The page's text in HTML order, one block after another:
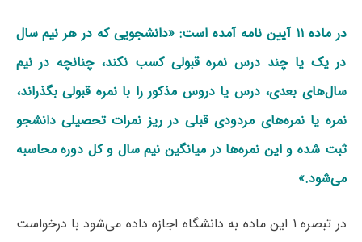
در ماده ۱۱ آیین نامه آمده است: «دانشجویی که در هر نیم سال
در یک یا چند درس نمره قبولی کسب نکند، چنانچه در نیم
سال‌های بعدی، درس یا دروس مذکور را با نمره قبولی بگذراند،
نمره یا نمره‌های مردودی قبلی در ریز نمرات تحصیلی دانشجو
ثبت شده و این نمره‌ها در میانگین نیم سال و کل دوره محاسبه
می‌شود.»
در تبصره ۱ این ماده به دانشگاه اجازه داده می‌شود با درخواست